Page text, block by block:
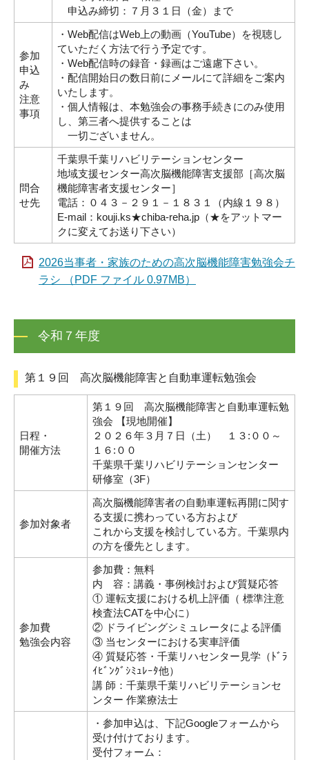
申込み締切：７月３１日（金）まで
参加
申込
み
注意
事項
・Web配信はWeb上の動画（YouTube）を視聴し
ていただく方法で行う予定です。
・Web配信時の録音・録画はご遠慮下さい。
・配信開始日の数日前にメールにて詳細をご案内
いたします。
・個人情報は、本勉強会の事務手続きにのみ使用
し、第三者へ提供することは
一切ございません。
問合
せ先
千葉県千葉リハビリテーションセンター
地域支援センター高次脳機能障害支援部［高次脳
機能障害者支援センター］
電話：０４３－２９１－１８３１（内線１９８）
E-mail：kouji.ks★chiba-reha.jp（★をアットマー
クに変えてお送り下さい）
2026当事者・家族のための高次脳機能障害勉強会チ
ラシ （PDF ファイル 0.97MB）
令和７年度
第１９回 高次脳機能障害と自動車運転勉強会
日程・
開催方法
第１９回 高次脳機能障害と自動車運転勉
強会 【現地開催】
２０２６年３月７日（土） １３:００～
１６:００
千葉県千葉リハビリテーションセンター
研修室（3F）
参加対象者
高次脳機能障害者の自動車運転再開に関す
る支援に携わっている方および
これから支援を検討している方。千葉県内
の方を優先とします。
参加費
勉強会内容
参加費：無料
内 容：講義・事例検討および質疑応答
① 運転支援における机上評価（ 標準注意
検査法CATを中心に）
② ドライビングシミュレータによる評価
③ 当センターにおける実車評価
④ 質疑応答・千葉リハセンター見学（ﾄﾞﾗ
ｲﾋﾞﾝｸﾞｼﾐｭﾚｰﾀ他）
講 師：千葉県千葉リハビリテーションセ
ンター 作業療法士
・参加申込は、下記Googleフォームから
受け付けております。
受付フォーム：